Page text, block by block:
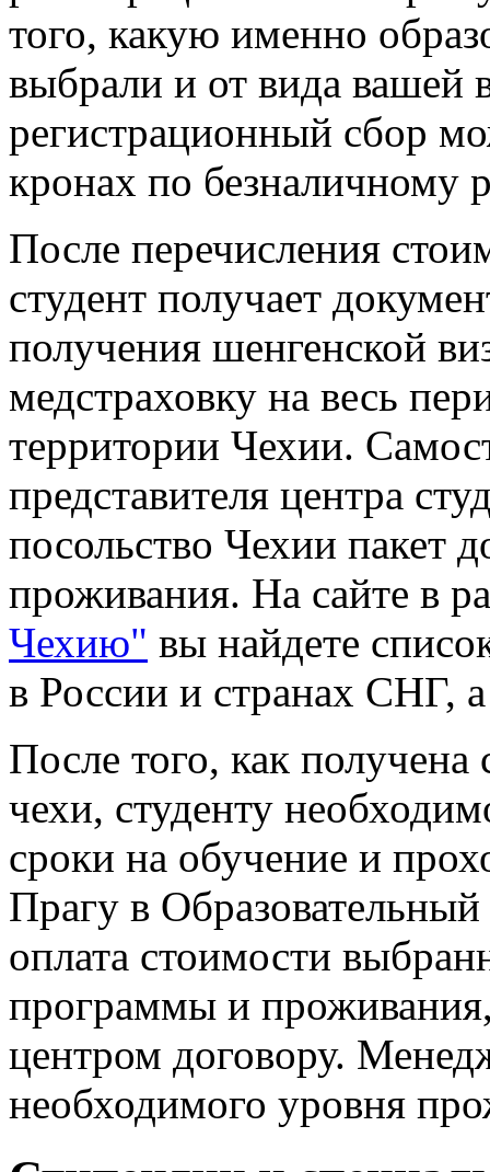
того, какую именно
выбрали и от вида вашей
регистрационный сбор
кронах по безналичному
После перечисления
студент получает
получения шенгенской
медстраховку на весь
территории Чехии.
представителя центра
посольство Чехии пакет
проживания. На сайте в
Чехию" вы найдете
в России и странах СНГ,
После того, как получена
чехи, студенту
сроки на обучение и
Прагу в
оплата стоимости
программы и
центром договору.
необходимого уровня